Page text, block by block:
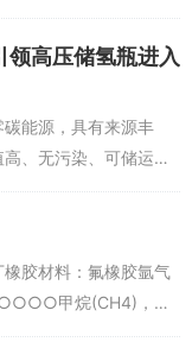
可靠而经济的运输和储
广阔的应用范围内
领高压储氢瓶进入
能源，具有来源丰
、无污染、可储运等
纪最具发展潜力的二
泛，氢燃料电池汽
胶材料：氟橡胶氩气
甲烷(CH4)，氮